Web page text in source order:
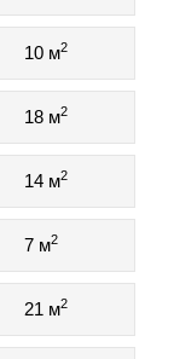
10 м2
18 м2
14 м2
7 м2
21 м2